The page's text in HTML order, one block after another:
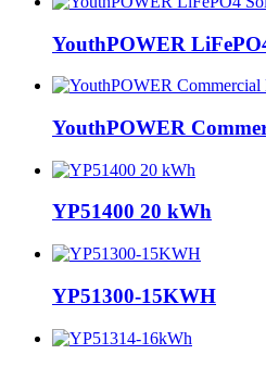
YouthPOWER
YouthPOWER
YP51400 20 kWh
YP51300-15KWH